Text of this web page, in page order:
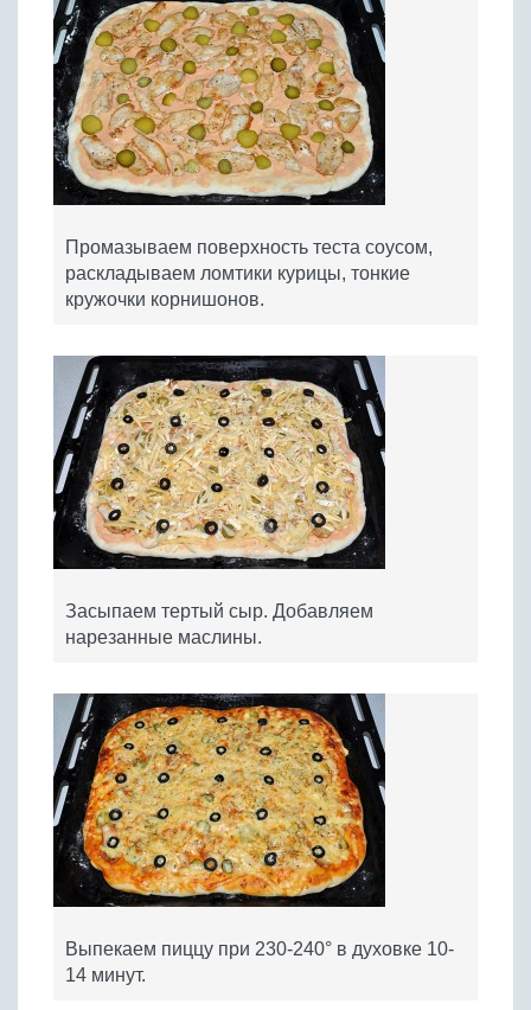
Промазываем поверхность теста соусом,
раскладываем ломтики курицы, тонкие
кружочки корнишонов.
Засыпаем тертый сыр. Добавляем
нарезанные маслины.
Выпекаем пиццу при 230-240° в духовке 10-
14 минут.